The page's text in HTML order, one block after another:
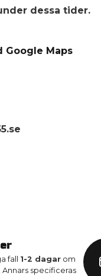
dessa tider.
Maps
fall 1-2 dagarom
Annars specificeras